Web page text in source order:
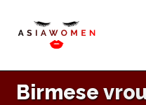
Birmese